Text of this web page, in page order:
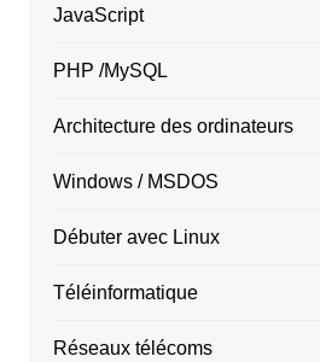
JavaScript
PHP /MySQL
Architecture des ordinateurs
Windows / MSDOS
Débuter avec Linux
Téléinformatique
Réseaux télécoms